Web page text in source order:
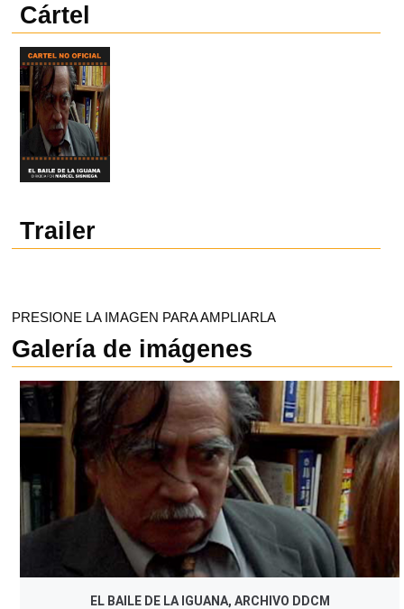
Cártel
Trailer
PRESIONE LA IMAGEN PARA AMPLIARLA
Galería de imágenes
EL BAILE DE LA IGUANA, ARCHIVO DDCM